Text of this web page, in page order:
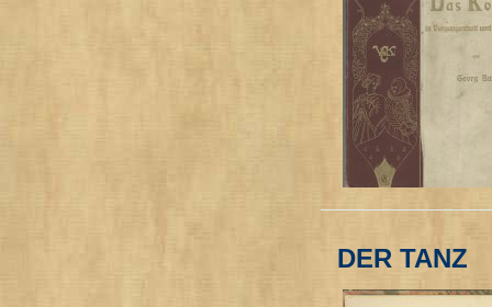
DER TANZ